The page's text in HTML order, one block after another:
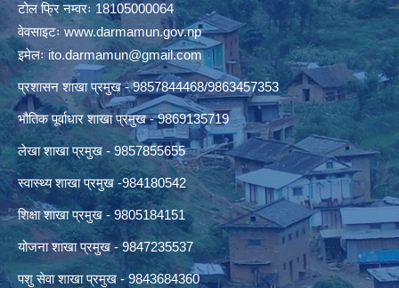
टोल फ्रि नम्वरः 18105000064
वेवसाइटःwww.darmamun.gov.np
इमेलःito.darmamun@gmail.com
प्रशासन शाखा प्रमुख - 9857844468/9863457353
भौतिक पूर्वाधार शाखा प्रमुख - 9869135719
लेखा शाखा प्रमुख - 9857855655
स्वास्थ्य शाखा प्रमुख -984180542
शिक्षा शाखा प्रमुख - 9805184151
योजना शाखा प्रमुख - 9847235537
पशु सेवा शाखा प्रमुख - 9843684360